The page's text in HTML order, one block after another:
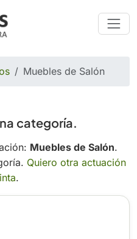
Muebles de Salón
categoría.
Muebles de Salón.
Quiero otra actuación
.